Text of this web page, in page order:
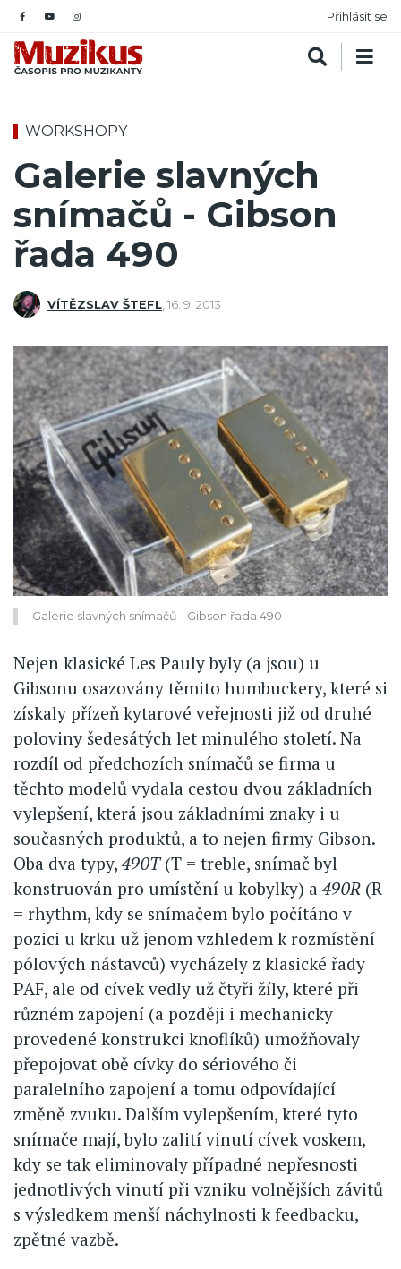
Přihlásit se
WORKSHOPY
Galerie slavných
snímačů - Gibson
řada 490
VÍTĚZSLAV ŠTEFL 16. 9. 2013
Galerie slavných snímačů - Gibson řada 490
Nejen klasické Les Pauly byly (a jsou) u
Gibsonu osazovány těmito humbuckery, které si
získaly přízeň kytarové veřejnosti již od druhé
poloviny šedesátých let minulého století. Na
rozdíl od předchozích snímačů se firma u
těchto modelů vydala cestou dvou základních
vylepšení, která jsou základními znaky i u
současných produktů, a to nejen firmy Gibson.
Oba dva typy,490T(T = treble, snímač byl
konstruován pro umístění u kobylky) a490R (R
= rhythm, kdy se snímačem bylo počítáno v
pozici u krku už jenom vzhledem k rozmístění
pólových nástavců) vycházely z klasické řady
PAF, ale od cívek vedly už čtyři žíly, které při
různém zapojení (a později i mechanicky
provedené konstrukci knoflíků) umožňovaly
přepojovat obě cívky do sériového či
paralelního zapojení a tomu odpovídající
změně zvuku. Dalším vylepšením, které tyto
snímače mají, bylo zalití vinutí cívek voskem,
kdy se tak eliminovaly případné nepřesnosti
jednotlivých vinutí při vzniku volnějších závitů
s výsledkem menší náchylnosti k feedbacku,
zpětné vazbě.